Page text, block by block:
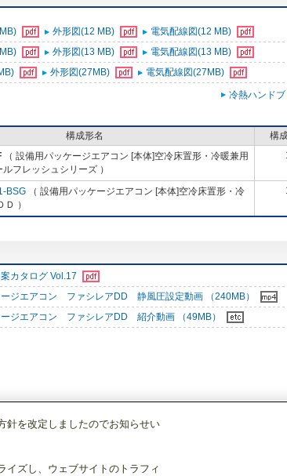
外形図(12 MB)
電気配線図(12 MB)
外形図(13 MB)
電気配線図(13 MB)
外形図(27MB) 電気配線図(27MB)
冷熱ハンド
構成形名
構
（ 設備用パッケージエアコン [本体]空冷床置形・冷暖兼用
フレッシュシリーズ ）
BSG （ 設備用パッケージエアコン [本体]空冷床置形・冷
）
カタログ Vol.17
ージエアコン ファシレアDD 静風圧設定動画 （240MB）
ージエアコン ファシレアDD 紹介動画 （49MB）
針を改定しましたのでお知らせい
イズし、ウェブサイトのトラフィ